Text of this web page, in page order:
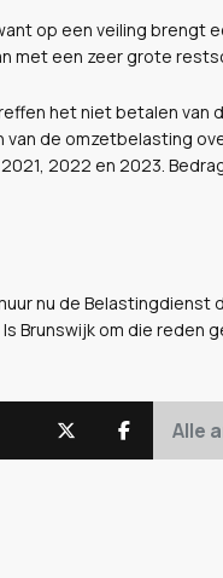
op een veiling brengt
met een zeer grote
het niet betalen van
de omzetbelasting
2022 en 2023.
nu de
Brunswijk om die reden
Alle